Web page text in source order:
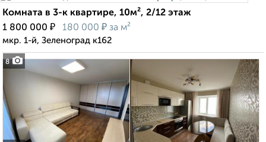
8
Комната в 3-к квартире, 10м², 2/12 этаж
1 800 000 ₽ 180 000 ₽ за м²
мкр. 1-й, Зеленоград к162